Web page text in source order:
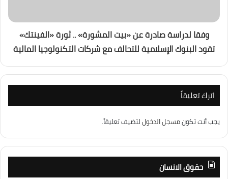
وفقا لدراسة صادرة عن «بيت المشورة» .. ثورة «الفينتك»
تقود البنوك الإسلامية للتحالف مع شركات التكنولوجيا المالية
اترك تعليقاً
يجب أنت تكونمسجل الدخوللتضيف تعليقاً.
حقوق الانسان